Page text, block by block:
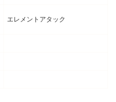
エレメントアタック